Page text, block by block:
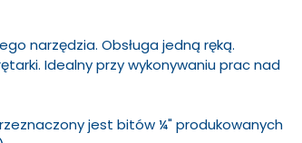
narzędzia. Obsługa jedną ręką.
Idealny przy wykonywaniu prac nad
jest bitów ¼" produkowanych